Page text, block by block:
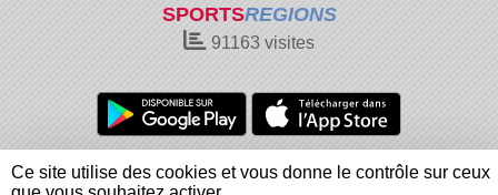
SPORTSREGIONS
91163 visites
Charte cookies
Gestion des cookies
Informations légales
Signaler un contenu inapproprié
Ce site utilise des cookies et vous donne le contrôle sur ceux